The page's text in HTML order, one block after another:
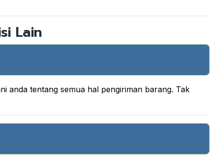
Lain
anda tentang semua hal pengiriman barang. Tak